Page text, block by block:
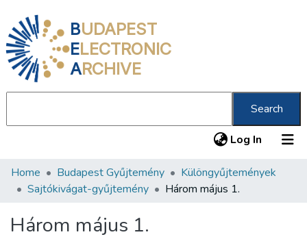
BUDAPEST
ELECTRONIC
ARCHIVE
Search
Log In (current)
Communities & Collections
Statistics
Home Budapest Gyűjtemény
Különgyűjtemények
Sajtókivágat-gyűjtemény
Három május 1.
Három május 1.